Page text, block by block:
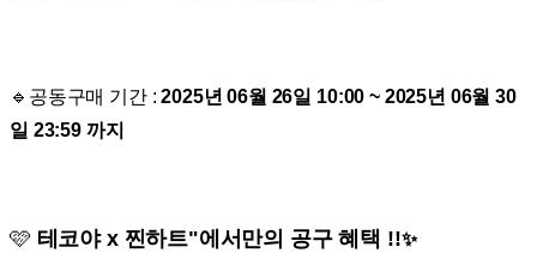
🔹공동구매 기간 :2025년 06월 26일 10:00 ~ 2025년 06월 30
일 23:59 까지
🩷 테코야 x 찐하트"에서만의 공구 혜택 !!✨